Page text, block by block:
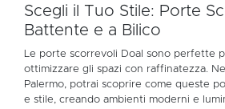
Scegli il Tuo Stile: Porte
Battente e a Bilico
Le porte scorrevoli Doal sono perfette
ottimizzare gli spazi con raffinatezza.
Palermo, potrai scoprire come queste
e stile, creando ambienti moderni e